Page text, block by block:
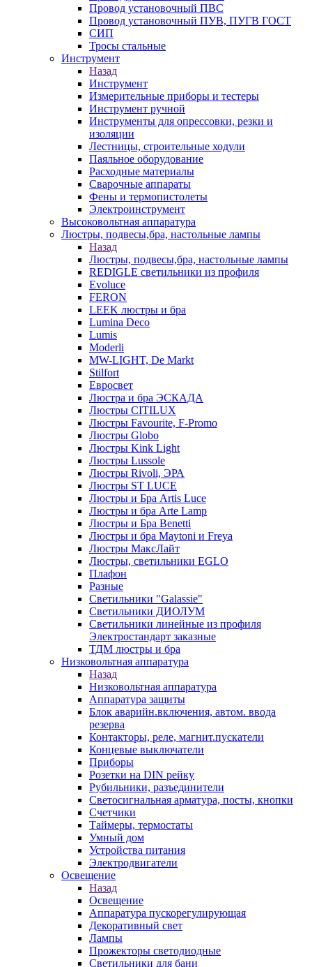
Провод установочный ПВС
Провод установочный ПУВ, ПУГВ ГОСТ
СИП
Тросы стальные
Инструмент
Назад
Инструмент
Измерительные приборы и тестеры
Инструмент ручной
Инструменты для опрессовки, резки и
изоляции
Лестницы, строительные ходули
Паяльное оборудование
Расходные материалы
Сварочные аппараты
Фены и термопистолеты
Электроинструмент
Высоковольтная аппаратура
Люстры, подвесы,бра, настольные лампы
Назад
Люстры, подвесы,бра, настольные лампы
REDIGLE светильники из профиля
Evoluce
FERON
LEEK люстры и бра
Lumina Deco
Lumis
Moderli
MW-LIGHT, De Markt
Stilfort
Евросвет
Люстра и бра ЭСКАДА
Люстры CITILUX
Люстры Favourite, F-Promo
Люстры Globo
Люстры Kink Light
Люстры Lussole
Люстры Rivoli, ЭРА
Люстры ST LUCE
Люстры и Бра Artis Luce
Люстры и бра Arte Lamp
Люстры и Бра Benetti
Люстры и бра Maytoni и Freya
Люстры МаксЛайт
Люстры, светильники EGLO
Плафон
Разные
Светильники "Galassie"
Светильники ДИОЛУМ
Светильники линейные из профиля
Электростандарт заказные
ТДМ люстры и бра
Низковольтная аппаратура
Назад
Низковольтная аппаратура
Аппаратура защиты
Блок аварийн.включения, автом. ввода
резерва
Контакторы, реле, магнит.пускатели
Концевые выключатели
Приборы
Розетки на DIN рейку
Рубильники, разъединители
Светосигнальная арматура, посты, кнопки
Счетчики
Таймеры, термостаты
Умный дом
Устройства питания
Электродвигатели
Освещение
Назад
Освещение
Аппаратура пускорегулирующая
Декоративный свет
Лампы
Прожекторы светодиодные
Светильники для бани